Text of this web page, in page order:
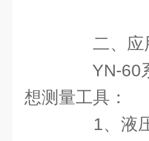
二、应用
YN-60系
想测量工具：
1、液压